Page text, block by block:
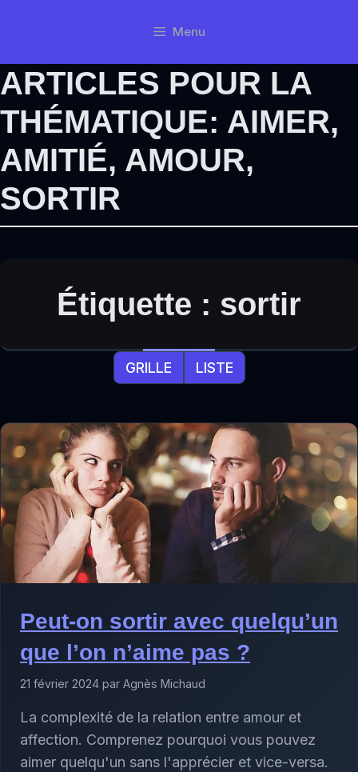
Menu
ARTICLES POUR LA
THÉMATIQUE: AIMER,
AMITIÉ, AMOUR,
SORTIR
Étiquette : sortir
GRILLE LISTE
Peut-on sortir avec quelqu’un
que l’on n’aime pas ?
21 février 2024 par Agnès Michaud
La complexité de la relation entre amour et
affection. Comprenez pourquoi vous pouvez
aimer quelqu'un sans l'apprécier et vice-versa.